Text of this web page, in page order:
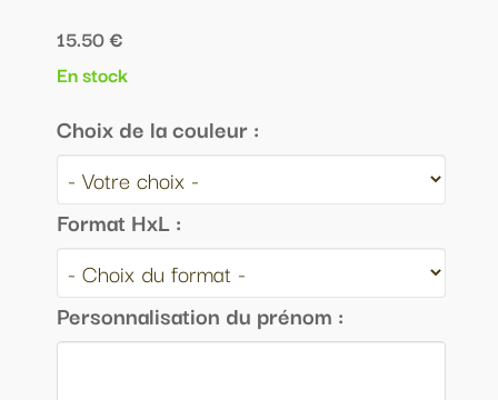
15.50 €
En stock
Choix de la couleur :
Format HxL :
Personnalisation du prénom :